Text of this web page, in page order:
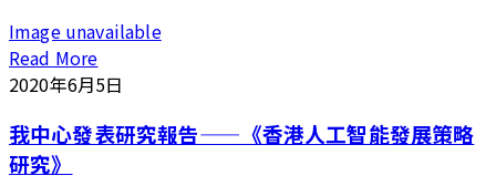
Image unavailable
Read More
2020年6月5日
我中心發表研究報告——《香港人工智能發展策略
研究》